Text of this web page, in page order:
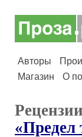
Авторы
Магазин
О
«Предел